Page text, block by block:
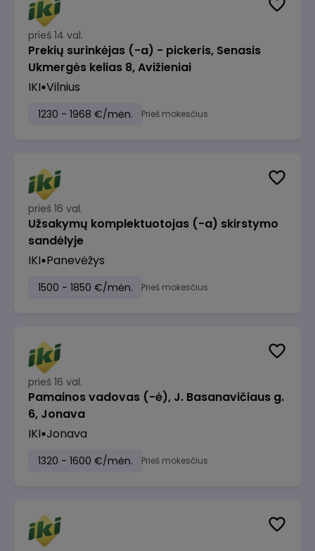
prieš 14 val.
Prekių surinkėjas (-a) - pickeris, Senasis
Ukmergės kelias 8, Avižieniai
IKI Vilnius
1230 - 1968 €/mėn. Prieš mokesčius
prieš 16 val.
Užsakymų komplektuotojas (-a) skirstymo
sandėlyje
IKI Panevėžys
1500 - 1850 €/mėn. Prieš mokesčius
prieš 16 val.
Pamainos vadovas (-ė), J. Basanavičiaus g.
6, Jonava
IKI Jonava
1320 - 1600 €/mėn. Prieš mokesčius